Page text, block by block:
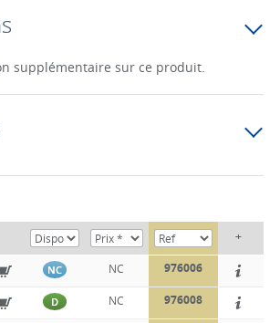
supplémentaire sur ce produit.
+
NC NC 976006
D NC 976008